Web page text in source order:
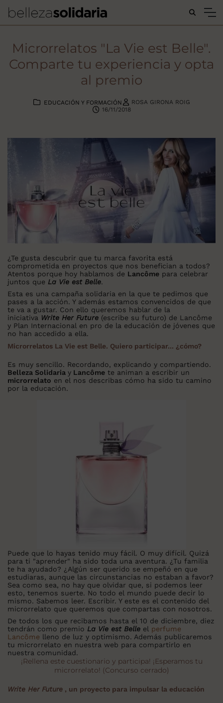
Buscar...
Microrrelatos "La Vie est Belle".
Comparte tu experiencia y opta
al premio
EDUCACIÓN Y FORMACIÓN
ROSA GIRONA ROIG
16/11/2018
¿Te gusta descubrir que tu marca favorita está
comprometida en proyectos que nos benefician a todos?
Atentos porque hoy hablamos de Lancôme para celebrar
juntos que La Vie est Belle.
Esta es una campaña solidaria en la que te pedimos que
pases a la acción. Y además estamos convencidos de que
te va a gustar. Con ello queremos hablar de la
iniciativa Write Her Future (escribe su futuro) de Lancôme
y Plan Internacional en pro de la educación de jóvenes que
no han accedido a ella.
Microrrelatos La Vie est Belle. Quiero participar... ¿cómo?
Es muy sencillo. Recordando, explicando y compartiendo.
Belleza Solidaria y Lancôme te animan a escribir un
microrrelato en el nos describas cómo ha sido tu camino
por la educación.
Puede que lo hayas tenido muy fácil. O muy difícil. Quizá
para ti "aprender" ha sido toda una aventura. ¿Tu familia
te ha ayudado? ¿Algún ser querido se empeñó en que
estudiaras, aunque las circunstancias no estaban a favor?
Sea como sea, no hay que olvidar que, si podemos leer
esto, tenemos suerte. No todo el mundo puede decir lo
mismo. Sabemos leer. Escribir. Y este es el contenido del
microrrelato que queremos que compartas con nosotros.
De todos los que recibamos hasta el 10 de diciembre, diez
tendrán como premio La Vie est Belle el perfume
Lancôme lleno de luz y optimismo. Además publicaremos
tu microrrelato en nuestra web para compartirlo en
nuestra comunidad.
¡Rellena este cuestionario y participa! ¡Esperamos tu
microrrelato! (Concurso cerrado)
Write Her Future , un proyecto para impulsar la educación